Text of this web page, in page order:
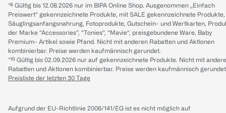
*⁸ Gültig bis 12.08.2026 nur im BIPA Online Shop. Ausgenommen „Einfach
Preiswert“ gekennzeichnete Produkte, mit SALE gekennzeichnete Produkte,
Säuglingsanfangsnahrung, Fotoprodukte, Gutschein- und Wertkarten,
der Marke “Accessories“, “Tonies“, “Mavie“, preisgebundene Ware, Baby
Premium- Artikel sowie Pfand. Nicht mit anderen Rabatten und Aktionen
kombinierbar. Preise werden kaufmännisch gerundet.
*¹⁰ Gültig bis 02.09.2026 nur auf gekennzeichnete Produkte. Nicht mit
Rabatten und Aktionen kombinierbar. Preise werden kaufmännisch
Preisliste der letzten 30 Tage
Aufgrund der EU-Richtlinie 2006/141/EG ist es nicht möglich auf